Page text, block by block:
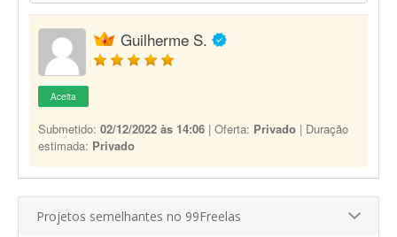
Guilherme S.
Aceita
Submetido: 02/12/2022 às 14:06 | Oferta: Privado | Duração
estimada: Privado
Projetos semelhantes no 99Freelas